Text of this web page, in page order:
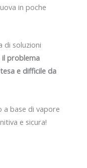
in poche
di soluzioni
problema
e difficile da
a base di vapore
e sicura!